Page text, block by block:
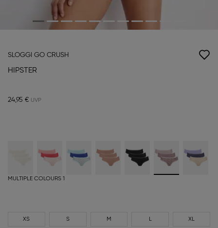
SLOGGI GO CRUSH
HIPSTER
24,95 €
MULTIPLE COLOURS 1
XS S M L XL